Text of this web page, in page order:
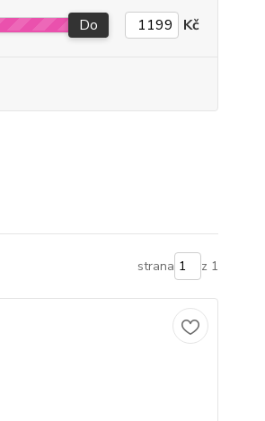
Do Kč
strana z 1